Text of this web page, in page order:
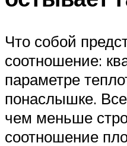
Что собой
соотношение:
параметре
понаслышке.
чем меньше
соотношение